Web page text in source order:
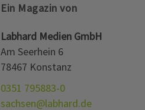
Ein Magazin von
Labhard Medien GmbH
Am Seerhein 6
78467 Konstanz
0351 795883-0
sachsen@labhard.de